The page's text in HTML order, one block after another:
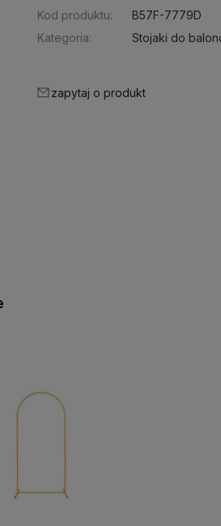
Kod produktu:
B57F-7779D
Kategoria:
Stojaki do
zapytaj o produkt